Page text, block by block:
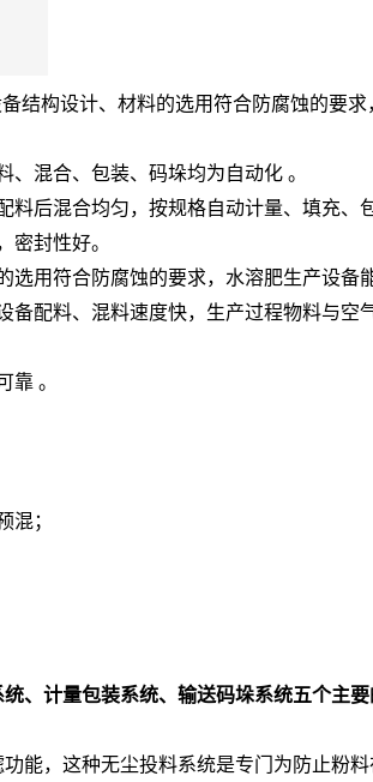
结构设计、材料的选用符合防腐蚀的要求
混合、包装、码垛均为自动化 。
后混合均匀，按规格自动计量、填充、
密封性好。
用符合防腐蚀的要求，水溶肥生产设备
配料、混料速度快，生产过程物料与空
靠 。
混；
、计量包装系统、输送码垛系统五个主要
能，这种无尘投料系统是专门为防止粉